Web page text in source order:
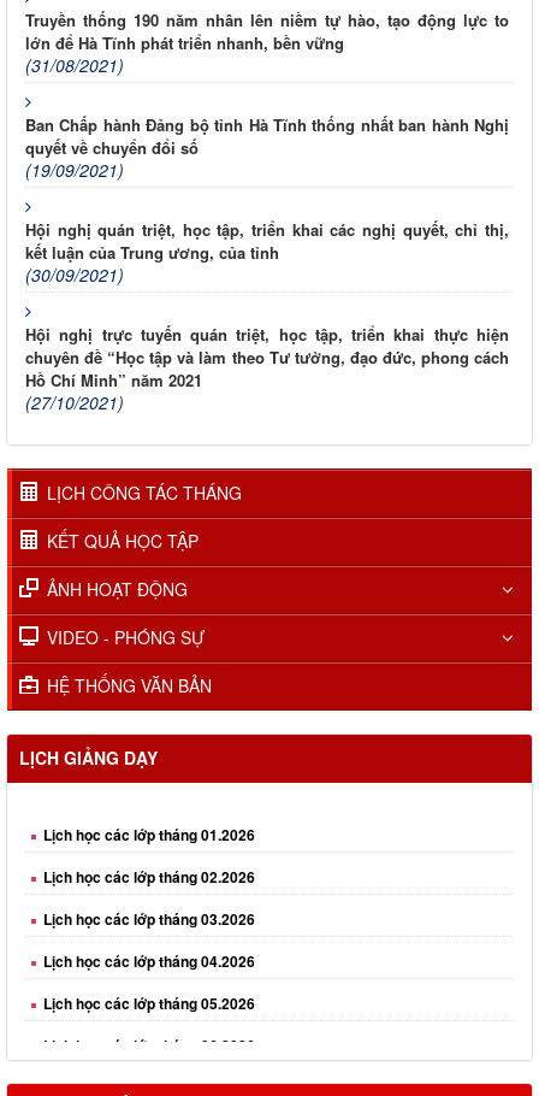
Truyền thống 190 năm nhân lên niềm tự hào, tạo động lực to
lớn để Hà Tĩnh phát triển nhanh, bền vững
(31/08/2021)
Ban Chấp hành Đảng bộ tỉnh Hà Tĩnh thống nhất ban hành Nghị
quyết về chuyển đổi số
(19/09/2021)
Hội nghị quán triệt, học tập, triển khai các nghị quyết, chỉ thị,
kết luận của Trung ương, của tỉnh
(30/09/2021)
Hội nghị trực tuyến quán triệt, học tập, triển khai thực hiện
chuyên đề “Học tập và làm theo Tư tưởng, đạo đức, phong cách
Hồ Chí Minh” năm 2021
(27/10/2021)
LỊCH CÔNG TÁC THÁNG
KẾT QUẢ HỌC TẬP
ẢNH HOẠT ĐỘNG
VIDEO - PHÓNG SỰ
HỆ THỐNG VĂN BẢN
LỊCH GIẢNG DẠY
Lịch học các lớp tháng 02.2026
Lịch học các lớp tháng 03.2026
Lịch học các lớp tháng 04.2026
Lịch học các lớp tháng 05.2026
Lịch học các lớp tháng 06.2026
Lịch học các lớp tháng 08.2026